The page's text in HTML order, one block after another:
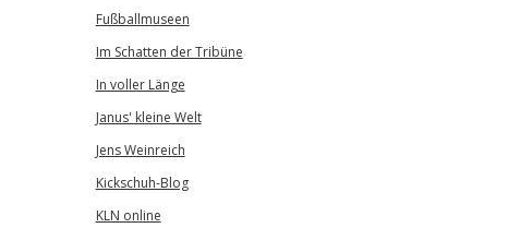
Fußballmuseen
Im Schatten der Tribüne
In voller Länge
Janus' kleine Welt
Jens Weinreich
Kickschuh-Blog
KLN online